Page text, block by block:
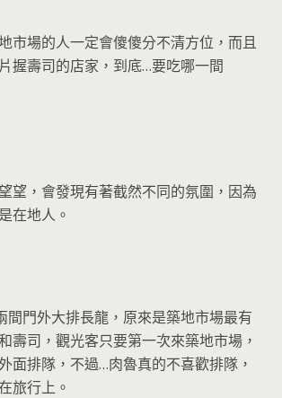
市場的人一定會傻傻分不清方位，而且
握壽司的店家，到底…要吃哪一間
望，會發現有著截然不同的氛圍，因為
在地人。
門外大排長龍，原來是築地市場最有
壽司，觀光客只要第一次來築地市場，
面排隊，不過…肉魯真的不喜歡排隊，
旅行上。